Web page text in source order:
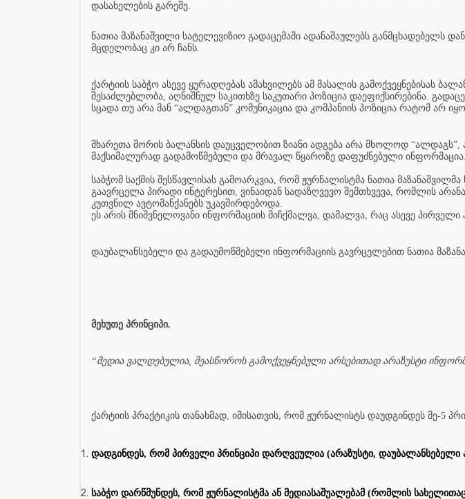
დასახელების გარეშე.
ნათია მაზანაშვილი სატელევიზიო გადაცემაში ადანაშაულებს განმცხადებელს
მცდელობაც კი არ ჩანს.
ქარტიის საბჭო ასევე ყურადღებას ამახვილებს ამ მასალის გამოქვეყნებისას
შესაძლებლობა, აღნიშნულ საკითხზე საკუთარი პოზიცია დაეფიქსირებინა.
სცადა თუ არა მან “ალდაგთან” კომუნიკაცია და კომპანიის პოზიცია რატომ არ
მხარეთა შორის ბალანსის დაუცველობით ზიანი ადგება არა მხოლოდ
მაქსიმალურად გადამოწმებული და მრავალ წყაროზე დაფუძნებული ინფორმაცია.
საბჭომ საქმის შესწავლისას გამოარკვია, რომ ჟურნალისტმა ნათია
გაავრცელა პირადი ინტერესით, ვინაიდან სადაზღვევო შემთხვევა, რომლის
კუთვნილ ავტომანქანებს უკავშირდებოდა.
ეს არის მნიშვნელოვანი ინფორმაციის მიჩქმალვა, დამალვა, რაც ასევე პირველი
დაუბალანსებელი და გადაუმოწმებელი ინფორმაციის გავრცელებით ნათია
მეხუთე პრინციპი.
“მედია ვალდებულია, შეასწოროს გამოქვეყნებული არსებითად არაზუსტი
ქარტიის პრაქტიკის თანახმად, იმისათვის, რომ ჟურნალისტს დაუდგინდეს მე-5
დადგინდეს, რომ პირველი პრინციპი დარღვეულია (არაზუსტი, დაუბალანსებელი
საბჭო დარწმუნდეს, რომ ჟურნალისტმა ან მედიასაშუალებამ (რომლის